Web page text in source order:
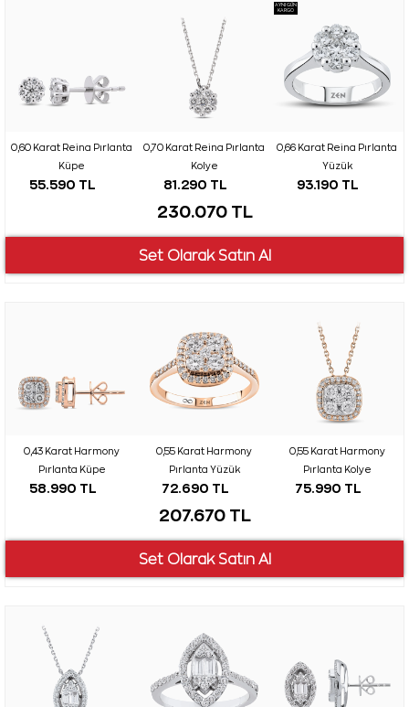
0,60 Karat Reina Pırlanta
Küpe
55.590 TL
0,70 Karat Reina Pırlanta
Kolye
81.290 TL
AYNI GÜN
KARGO
0,66 Karat Reina Pırlanta
Yüzük
93.190 TL
230.070 TL
0,43 Karat Harmony
Pırlanta Küpe
58.990 TL
0,55 Karat Harmony
Pırlanta Yüzük
72.690 TL
0,55 Karat Harmony
Pırlanta Kolye
75.990 TL
207.670 TL